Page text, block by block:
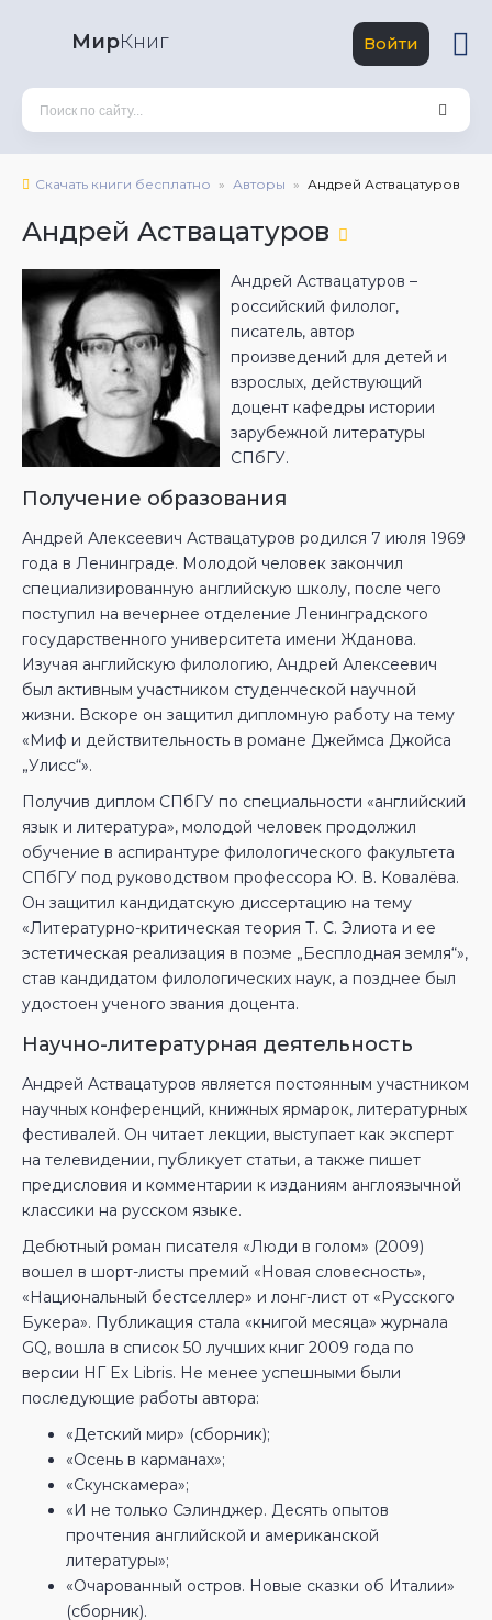
МирКниг Войти
Скачать книги бесплатно Авторы Андрей Аствацатуров
Андрей Аствацатуров
Андрей Аствацатуров –
российский филолог,
писатель, автор
произведений для детей и
взрослых, действующий
доцент кафедры истории
зарубежной литературы
СПбГУ.
Получение образования
Андрей Алексеевич Аствацатуров родился 7 июля 1969
года в Ленинграде. Молодой человек закончил
специализированную английскую школу, после чего
поступил на вечернее отделение Ленинградского
государственного университета имени Жданова.
Изучая английскую филологию, Андрей Алексеевич
был активным участником студенческой научной
жизни. Вскоре он защитил дипломную работу на тему
«Миф и действительность в романе Джеймса Джойса
„Улисс“».
Получив диплом СПбГУ по специальности «английский
язык и литература», молодой человек продолжил
обучение в аспирантуре филологического факультета
СПбГУ под руководством профессора Ю. В. Ковалёва.
Он защитил кандидатскую диссертацию на тему
«Литературно-критическая теория Т. С. Элиота и ее
эстетическая реализация в поэме „Бесплодная земля“»,
став кандидатом филологических наук, а позднее был
удостоен ученого звания доцента.
Научно-литературная деятельность
Андрей Аствацатуров является постоянным участником
научных конференций, книжных ярмарок, литературных
фестивалей. Он читает лекции, выступает как эксперт
на телевидении, публикует статьи, а также пишет
предисловия и комментарии к изданиям англоязычной
классики на русском языке.
Дебютный роман писателя «Люди в голом» (2009)
вошел в шорт-листы премий «Новая словесность»,
«Национальный бестселлер» и лонг-лист от «Русского
Букера». Публикация стала «книгой месяца» журнала
GQ, вошла в список 50 лучших книг 2009 года по
версии НГ Ex Libris. Не менее успешными были
последующие работы автора:
«Детский мир» (сборник);
«Осень в карманах»;
«Скунскамера»;
«И не только Сэлинджер. Десять опытов
прочтения английской и американской
литературы»;
«Очарованный остров. Новые сказки об Италии»
(сборник).